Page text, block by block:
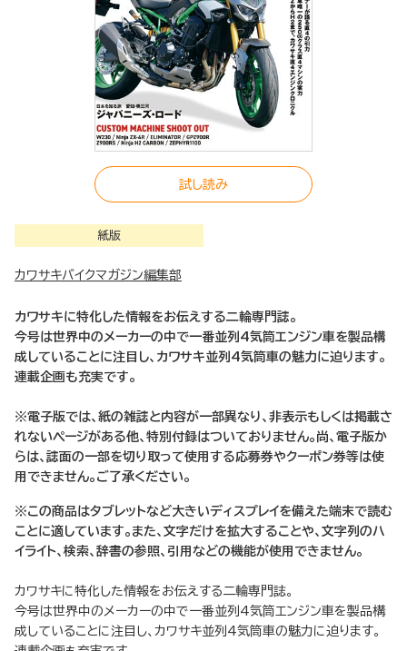
試し読み
紙版
カワサキバイクマガジン編集部
カワサキに特化した情報をお伝えする二輪専門誌。
今号は世界中のメーカーの中で一番並列4気筒エンジン車を製品構
成していることに注目し、カワサキ並列4気筒車の魅力に迫ります。
連載企画も充実です。
※電子版では、紙の雑誌と内容が一部異なり、非表示もしくは掲載さ
れないページがある他、特別付録はついておりません。尚、電子版か
らは、誌面の一部を切り取って使用する応募券やクーポン券等は使
用できません。ご了承ください。
※この商品はタブレットなど大きいディスプレイを備えた端末で読む
ことに適しています。また、文字だけを拡大することや、文字列のハ
イライト、検索、辞書の参照、引用などの機能が使用できません。
カワサキに特化した情報をお伝えする二輪専門誌。
今号は世界中のメーカーの中で一番並列4気筒エンジン車を製品構
成していることに注目し、カワサキ並列4気筒車の魅力に迫ります。